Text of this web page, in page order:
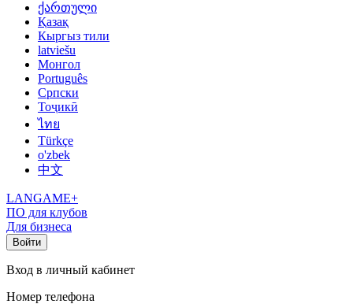
ქართული
Қазақ
Кыргыз тили
latviešu
Монгол
Português
Српски
Тоҷикӣ
ไทย
Türkçe
o'zbek
中文
LANGAME+
ПО для клубов
Для бизнеса
Войти
Вход в личный кабинет
Номер телефона